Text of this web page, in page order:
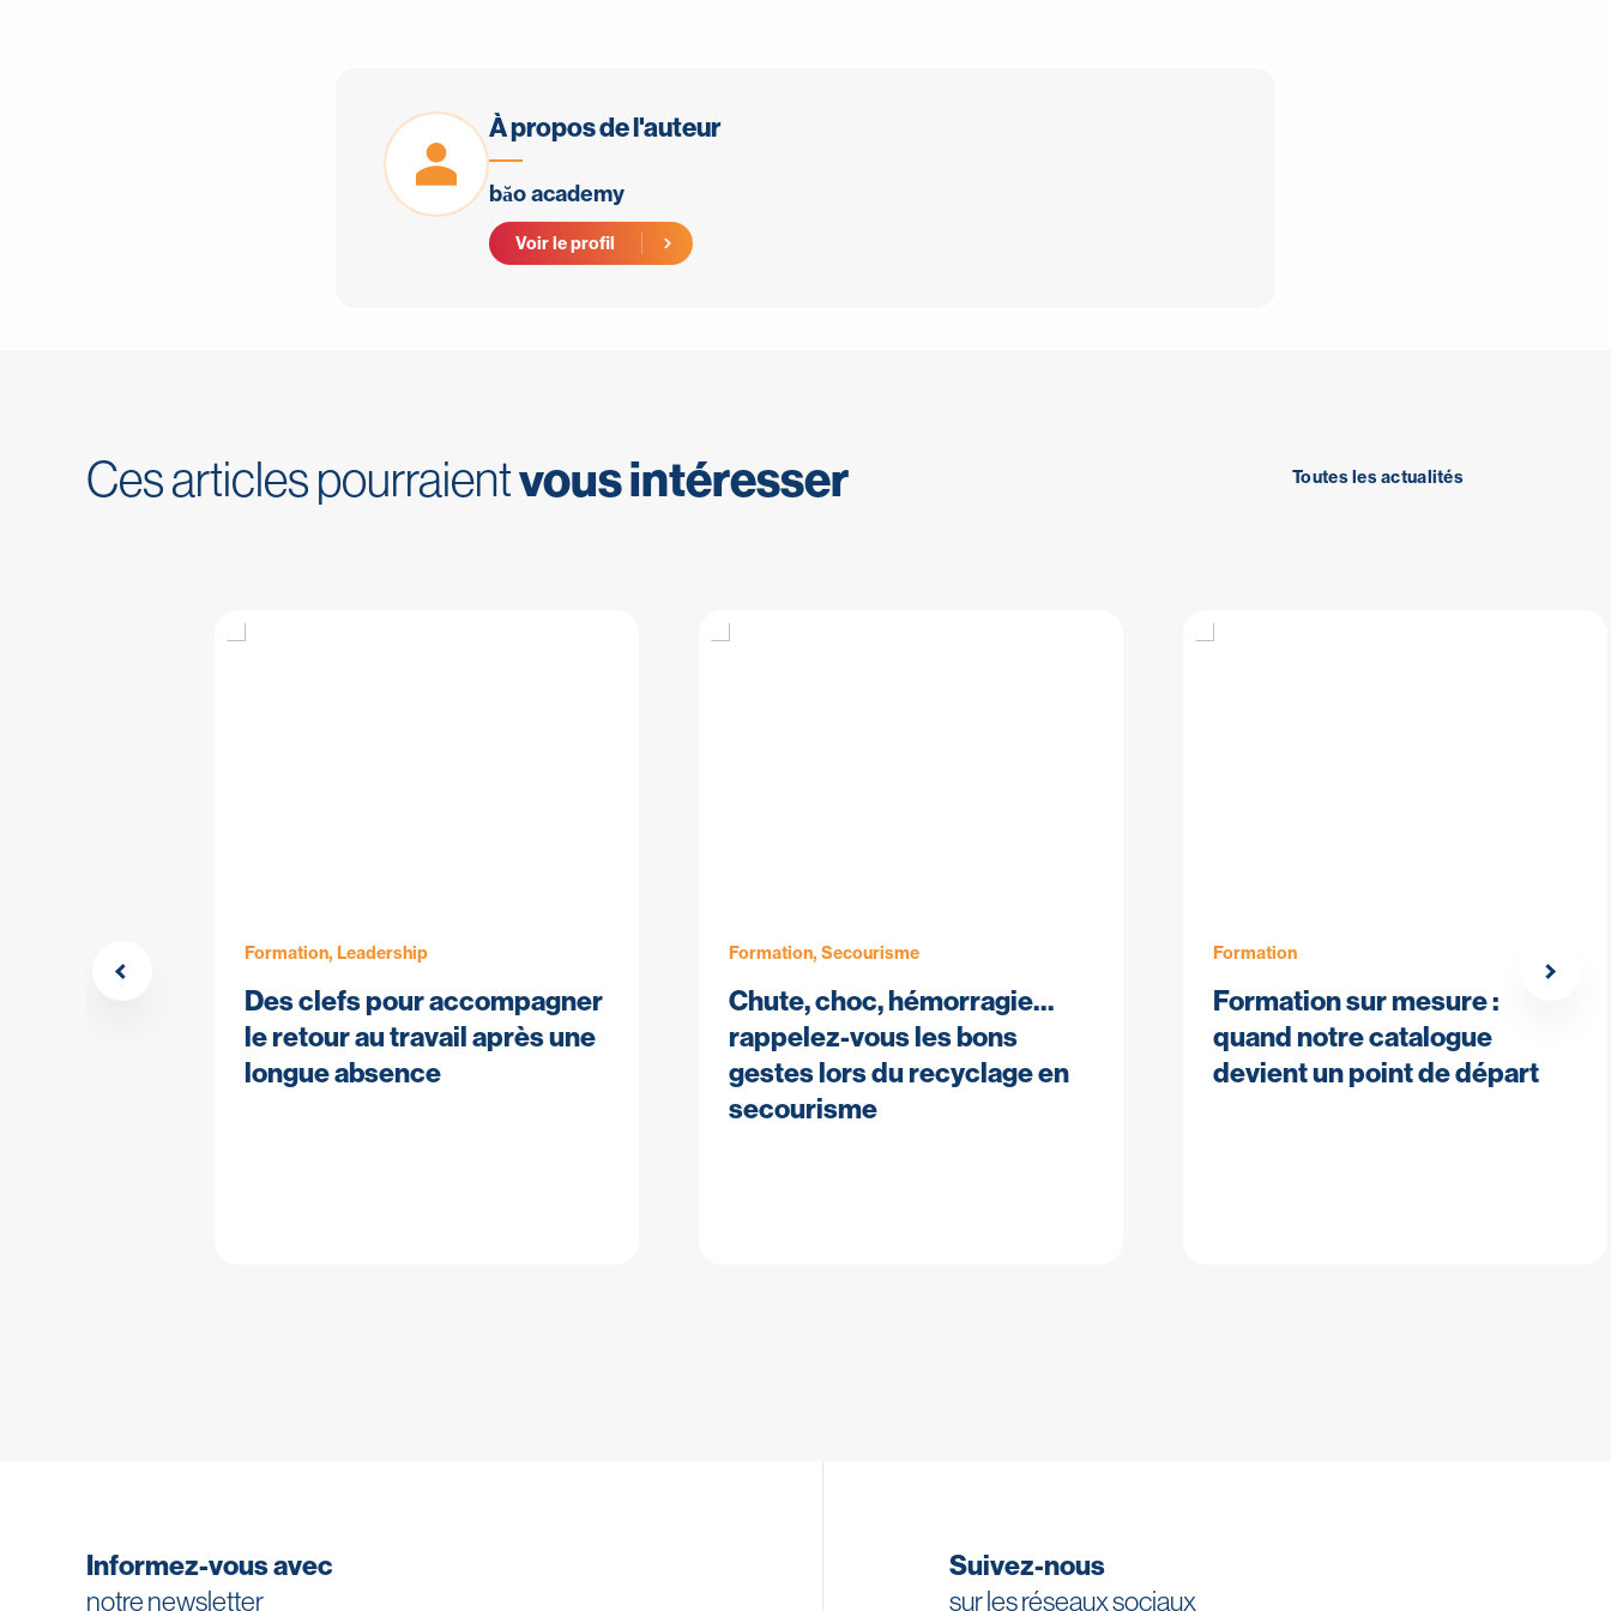
À propos de l'auteur
băo academy
Voir le profil
Ces articles pourraientvous intéresser Toutes les actualités
Formation, Leadership
Des clefs pour accompagner
le retour au travail après une
longue absence
Formation, Secourisme
Chute, choc, hémorragie…
rappelez-vous les bons
gestes lors du recyclage en
secourisme
Formation
Formation sur mesure :
quand notre catalogue
devient un point de départ
Informez-vous avec
notre newsletter
Suivez-nous
sur les réseaux sociaux